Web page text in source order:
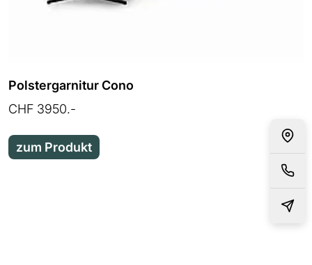
Polstergarnitur Cono
CHF 3950.-
zum Produkt